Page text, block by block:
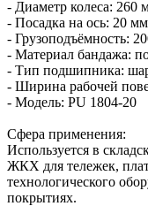
- Диаметр колеса: 260
- Посадка на ось: 20 мм
- Грузоподъёмность:
- Материал бандажа:
- Тип подшипника:
- Ширина рабочей
- Модель: PU 1804-20
Сфера применения:
Используется в
ЖКХ для тележек,
технологического
покрытиях.